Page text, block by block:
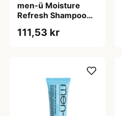
men-ü Moisture
Refresh Shampoo
111,53 kr